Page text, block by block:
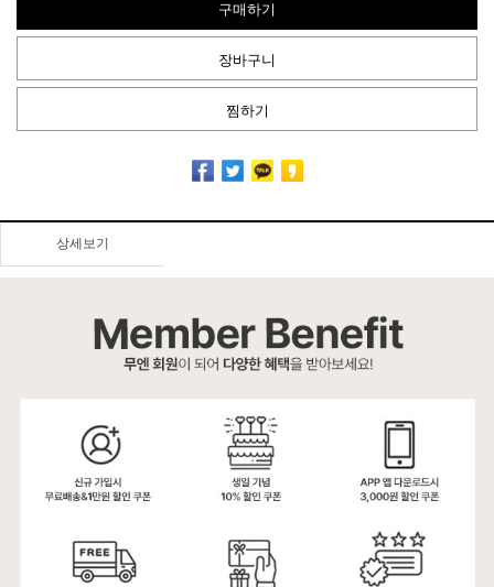
구매하기
장바구니
찜하기
상세보기